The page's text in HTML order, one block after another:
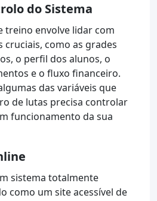
do Sistema
treino envolve lidar com
cruciais, como as grades
o perfil dos alunos, o
e o fluxo financeiro.
das variáveis que
de lutas precisa controlar
funcionamento da sua
sistema totalmente
como um site acessível de